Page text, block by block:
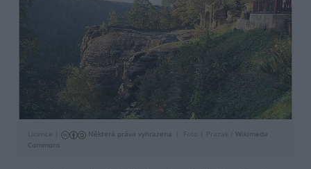
Licence | Některá práva vyhrazena Foto | Prazak / Wikimeda
Commons